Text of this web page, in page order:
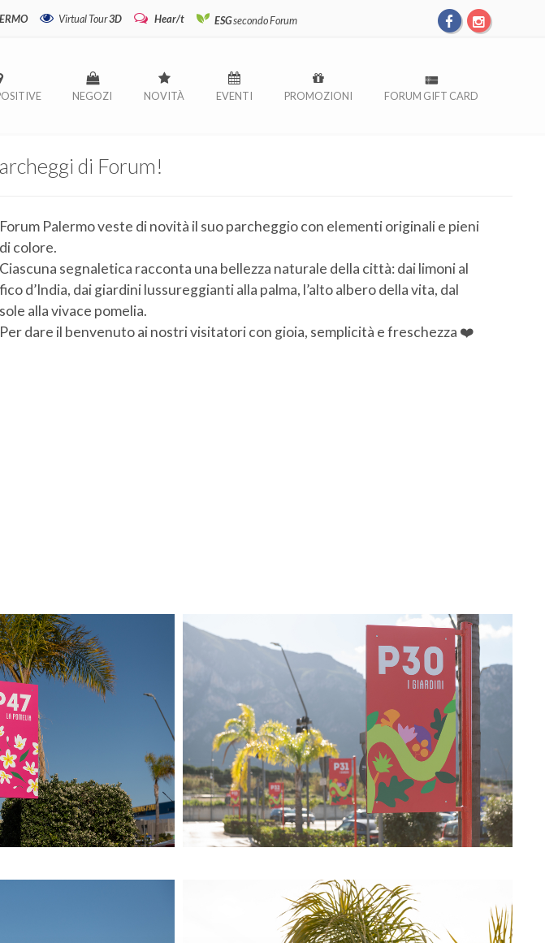
Virtual Tour3D Hear/t ESGsecondo Forum
NEGOZI NOVITÀ EVENTI PROMOZIONI FORUM GIFT CARD
di Forum!
Forum Palermo veste di novità il suo parcheggio con elementi originali e pieni
di colore.
Ciascuna segnaletica racconta una bellezza naturale della città: dai limoni al
fico d’India, dai giardini lussureggianti alla palma, l’alto albero della vita, dal
sole alla vivace pomelia.
Per dare il benvenuto ai nostri visitatori con gioia, semplicità e freschezza ❤️